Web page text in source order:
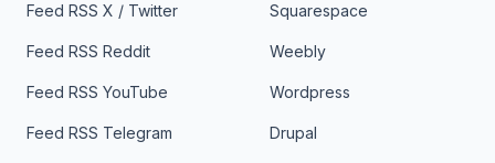
Feed RSS X / Twitter
Feed RSS Reddit
Feed RSS YouTube
Feed RSS Telegram
Squarespace
Weebly
Wordpress
Drupal